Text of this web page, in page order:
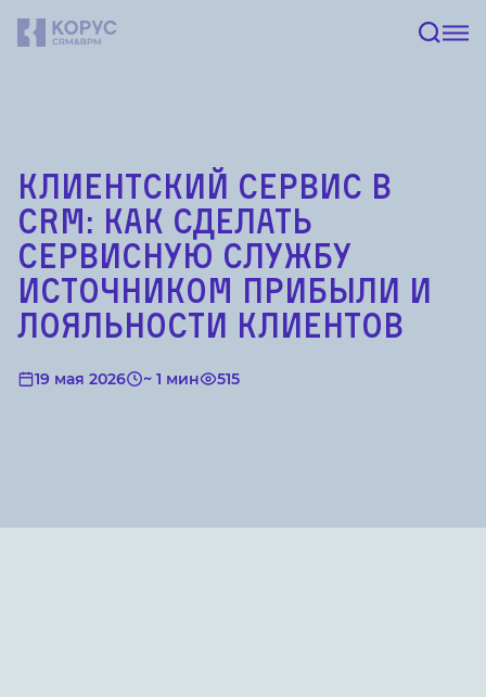
Клиентский сервис в
CRM: как сделать
сервисную службу
источником прибыли и
лояльности клиентов
19 мая 2026 ~ 1 мин 515